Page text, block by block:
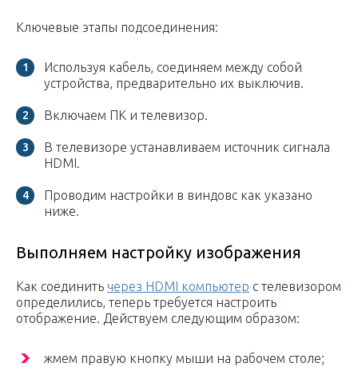
Ключевые этапы подсоединения:
Используя кабель, соединяем между собой
устройства, предварительно их выключив.
Включаем ПК и телевизор.
В телевизоре устанавливаем источник сигнала
HDMI.
Проводим настройки в виндовс как указано
ниже.
Выполняем настройку изображения
Как соединить через HDMI компьютер с телевизором
определились, теперь требуется настроить
отображение. Действуем следующим образом:
жмем правую кнопку мыши на рабочем столе;